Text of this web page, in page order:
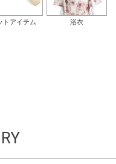
トアイテム 浴衣